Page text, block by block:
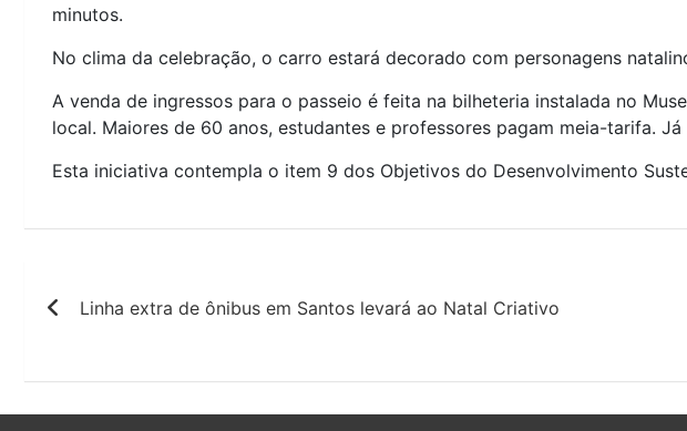
minutos.
No clima da celebração, o carro estará decorado com personagens
A venda de ingressos para o passeio é feita na bilheteria instalada no
local. Maiores de 60 anos, estudantes e professores pagam meia-tarifa.
Esta iniciativa contempla o item 9 dos Objetivos do Desenvolvimento
de
Linha extra de ônibus em Santos levará ao Natal Criativo